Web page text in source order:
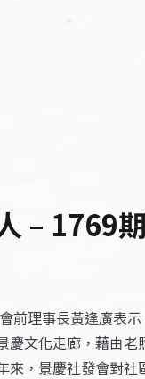
– 1769期
前理事長黃逢廣表
慶文化走廊，藉由老
來，景慶社發會對社